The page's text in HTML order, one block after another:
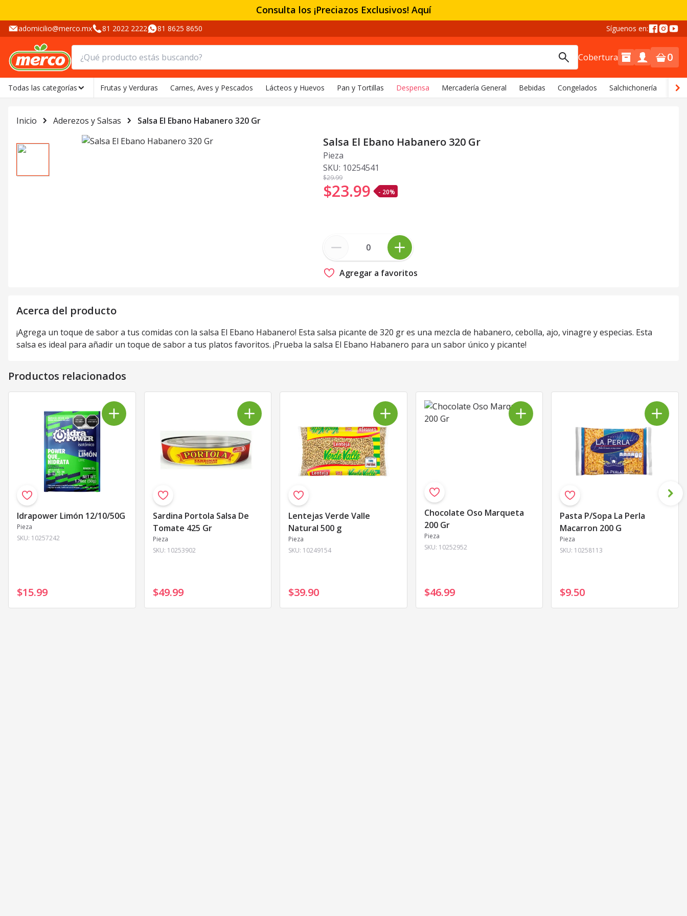
Consulta los ¡Preciazos Exclusivos! Aquí
adomicilio@merco.mx 81 2022 2222 81 8625 8650 Síguenos en:
Cobertura 0
Todas las categorías Frutas y Verduras Carnes, Aves y Pescados Lácteos y Huevos Pan y Tortillas Despensa Mercadería General Bebidas Congelados Salchichonería
Inicio Aderezos y Salsas Salsa El Ebano Habanero 320 Gr
Salsa El Ebano Habanero 320 Gr
Pieza
SKU: 10254541
$29.99
$23.99 - 20%
Agregar a favoritos
Acerca del producto
¡Agrega un toque de sabor a tus comidas con la salsa El Ebano Habanero! Esta salsa picante de 320 gr es una mezcla de habanero, cebolla, ajo, vinagre y especias. Esta
salsa es ideal para añadir un toque de sabor a tus platos favoritos. ¡Prueba la salsa El Ebano Habanero para un sabor único y picante!
Productos relacionados
Idrapower Limón 12/10/50G
Pieza
SKU: 10257242
$15.99
Sardina Portola Salsa De
Tomate 425 Gr
Pieza
SKU: 10253902
$49.99
Lentejas Verde Valle
Natural 500 g
Pieza
SKU: 10249154
$39.90
Chocolate Oso Marqueta
200 Gr
Pieza
SKU: 10252952
$46.99
Pasta P/Sopa La Perla
Macarron 200 G
Pieza
SKU: 10258113
$9.50